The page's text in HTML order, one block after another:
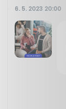
6. 5. 2023 20:00